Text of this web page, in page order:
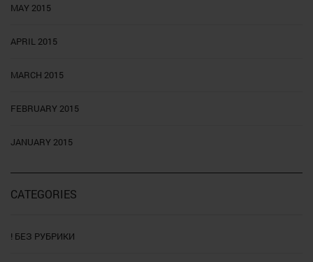
MAY 2015
APRIL 2015
MARCH 2015
FEBRUARY 2015
JANUARY 2015
CATEGORIES
! БЕЗ РУБРИКИ